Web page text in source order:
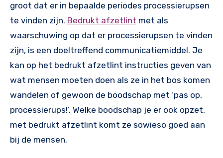
groot dat er in bepaalde periodes processierupsen
te vinden zijn. Bedrukt afzetlint met als
waarschuwing op dat er processierupsen te vinden
zijn, is een doeltreffend communicatiemiddel. Je
kan op het bedrukt afzetlint instructies geven van
wat mensen moeten doen als ze in het bos komen
wandelen of gewoon de boodschap met ‘pas op,
processierups!’. Welke boodschap je er ook opzet,
met bedrukt afzetlint komt ze sowieso goed aan
bij de mensen.